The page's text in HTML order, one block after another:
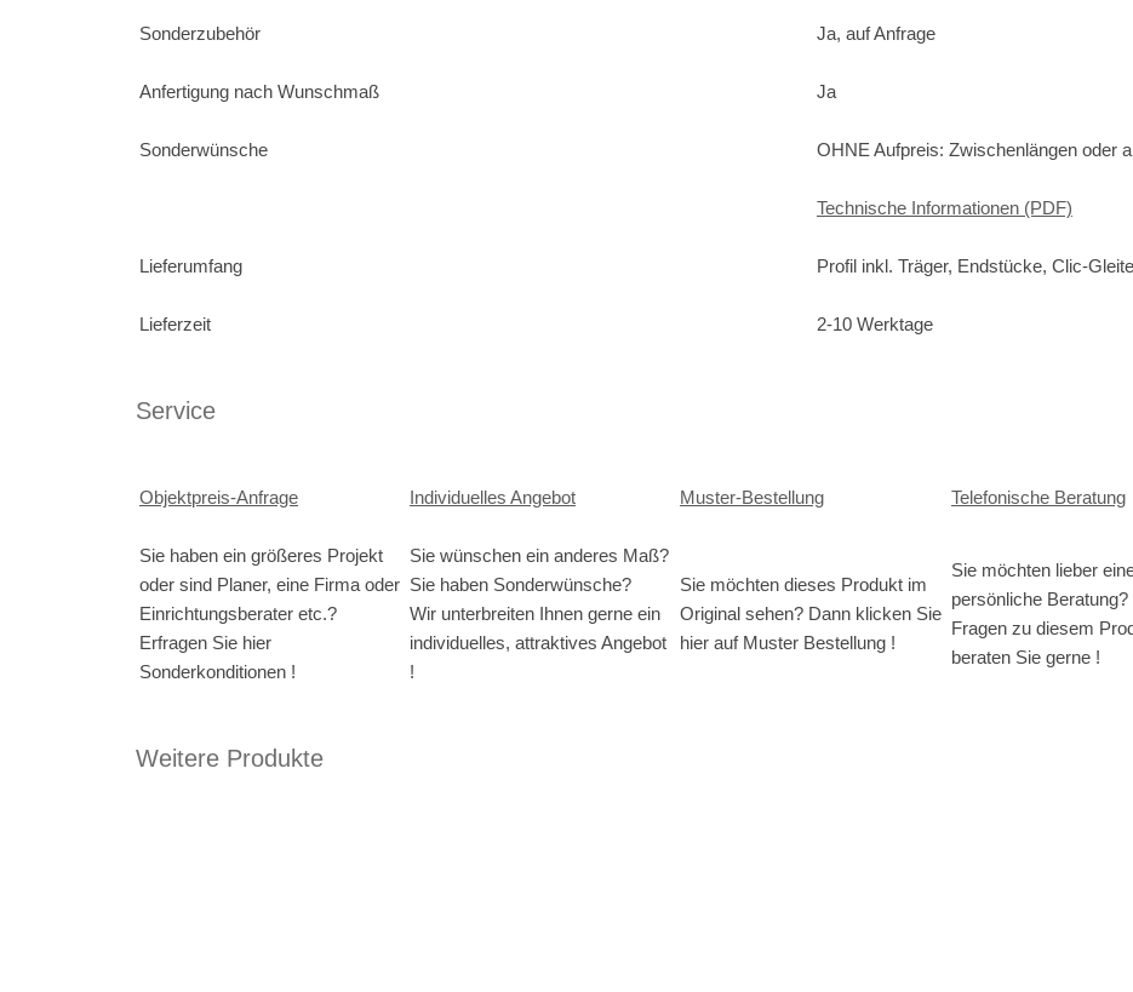
Sonderzubehör Ja, auf Anfrage
Anfertigung nach Wunschmaß Ja
Sonderwünsche OHNE Aufpreis: Zwischenlängen oder
Technische Informationen (PDF)
Lieferumfang Profil inkl. Träger, Endstücke, Clic-
Lieferzeit 2-10 Werktage
Service
Objektpreis-Anfrage Individuelles Angebot Muster-Bestellung Telefonische Beratung
Sie haben ein größeres Projekt
oder sind Planer, eine Firma oder
Einrichtungsberater etc.?
Erfragen Sie hier
Sonderkonditionen !
Sie wünschen ein anderes Maß?
Sie haben Sonderwünsche?
Wir unterbreiten Ihnen gerne ein
individuelles, attraktives Angebot
!
Sie möchten dieses Produkt im
Original sehen? Dann klicken Sie
hier auf Muster Bestellung !
Sie möchten lieber
persönliche Beratung?
Fragen zu diesem
beraten Sie gerne !
Weitere Produkte